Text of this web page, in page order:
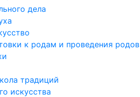
дела
к родам и проведения родов
традиций
искусства